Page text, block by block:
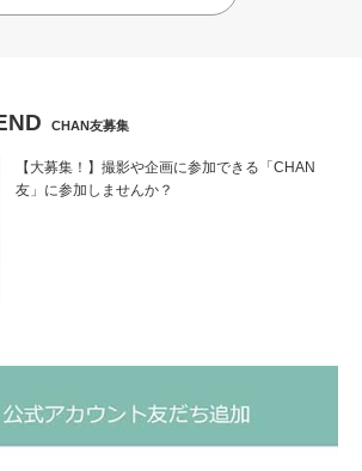
CHAN友募集
【大募集！】撮影や企画に参加できる「CHAN
友」に参加しませんか？